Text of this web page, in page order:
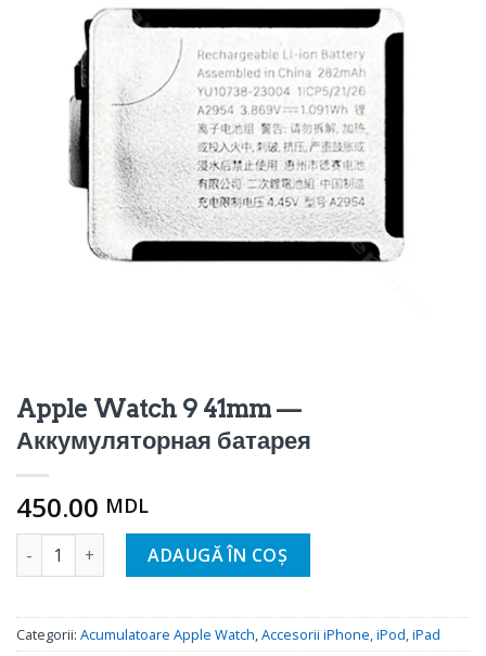
Apple Watch 9 41mm —
Аккумуляторная батарея
450.00 MDL
Cantitate Apple Watch 9 41mm — Аккумуляторная
ADAUGĂ ÎN COȘ
Categorii: Acumulatoare Apple Watch,Accesorii iPhone, iPod, iPad